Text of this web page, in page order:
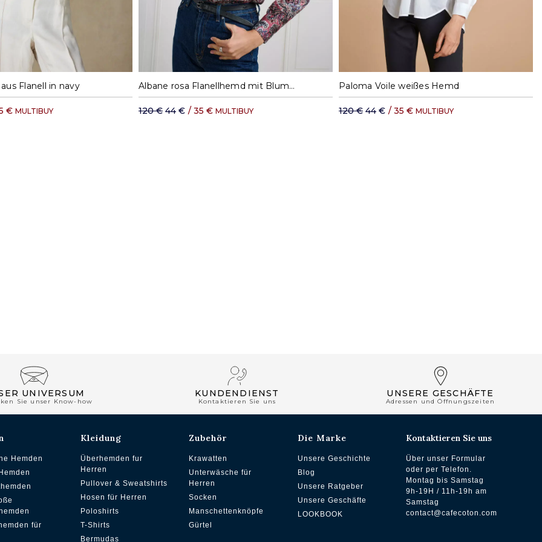
M L XL
Flanell in navy
€ MULTIBUY
S M L XL Albane rosa Flanellhemd mit Blumendruck
120 € 44 € / 35 € MULTIBUY
S M XL
Paloma Voile weißes Hemd
120 € 44 € / 35 € MULTIBUY
UNIVERSUM
Sie unser Know-how
KUNDENDIENST
Kontaktieren Sie uns
UNSERE GESCHÄFTE
Adressen und Öffnungszeiten
Hemden
für
Kleidung
Überhemden fur
Herren
Pullover & Sweatshirts
Hosen für Herren
Poloshirts
T-Shirts
Bermudas
Zubehör
Krawatten
Unterwäsche für
Herren
Socken
Manschettenknöpfe
Gürtel
Die Marke
Unsere Geschichte
Blog
Unsere Ratgeber
Unsere Geschäfte
LOOKBOOK
Kontaktieren Sie uns
Über unser Formular
oder per Telefon.
Montag bis Samstag
9h-19H / 11h-19h am
Samstag
contact@cafecoton.com